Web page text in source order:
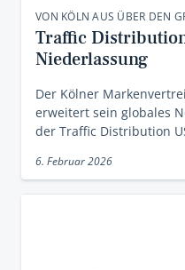
VON KÖLN AUS ÜBER DEN
Traffic
Niederlassung
Der Kölner
erweitert sein globales
der Traffic Distribution
6. Februar 2026